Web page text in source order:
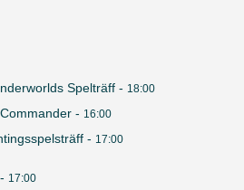
Spelträff - 18:00
- 16:00
- 17:00
- 17:00